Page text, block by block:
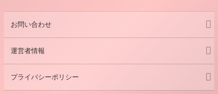
お問い合わせ
運営者情報
プライバシーポリシー